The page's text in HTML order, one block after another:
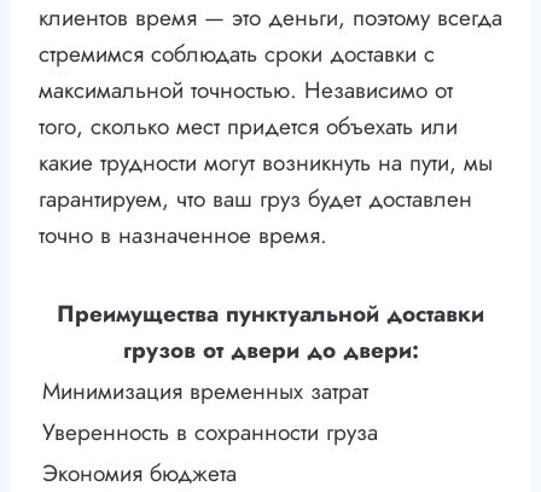
клиентов время — это деньги, поэтому всегда
стремимся соблюдать сроки доставки с
максимальной точностью. Независимо от
того, сколько мест придется объехать или
какие трудности могут возникнуть на пути, мы
гарантируем, что ваш груз будет доставлен
точно в назначенное время.
Преимущества пунктуальной доставки
грузов от двери до двери:
Минимизация временных затрат
Уверенность в сохранности груза
Экономия бюджета